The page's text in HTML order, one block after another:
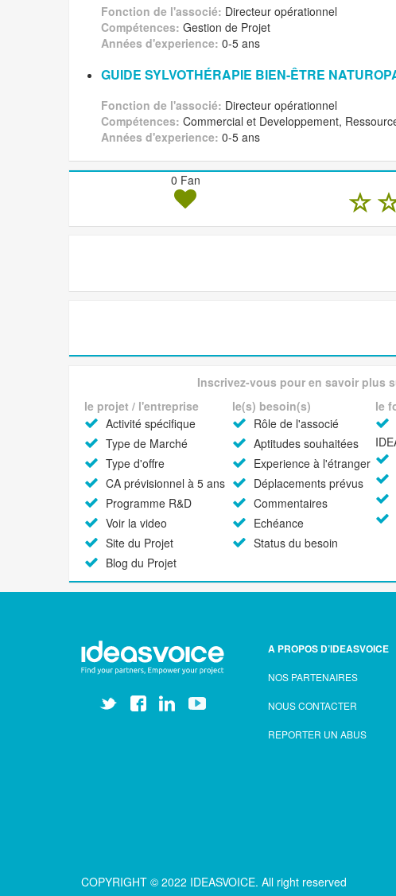
Fonction de l'associé: Directeur opérationnel
Compétences: Gestion de Projet
Années d'experience: 0-5 ans
GUIDE SYLVOTHÉRAPIE BIEN-ÊTRE
Fonction de l'associé: Directeur opérationnel
Compétences: Commercial et Developpement,
Années d'experience: 0-5 ans
0 Fan
Inscrivez-vous pour en savoir plus
le projet / l'entreprise
Activité spécifique
Type de Marché
Type d'offre
CA prévisionnel à 5 ans
Programme R&D
Voir la video
Site du Projet
Blog du Projet
le(s) besoin(s)
Rôle de l'associé
Aptitudes souhaitées
Experience à l'étranger
Déplacements prévus
Commentaires
Echéance
Status du besoin
le
A PROPOS D’IDEASVOICE
NOS PARTENAIRES
NOUS CONTACTER
REPORTER UN ABUS
COPYRIGHT © 2022 IDEASVOICE. All right reserved